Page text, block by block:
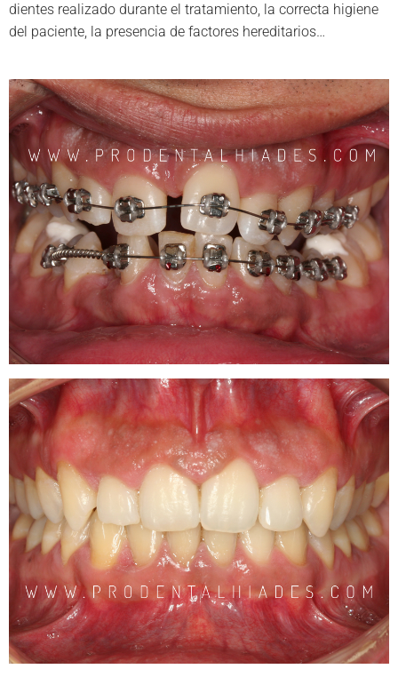
dientes realizado durante el tratamiento, la correcta higiene
del paciente, la presencia de factores hereditarios…